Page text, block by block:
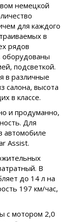
немецкой
для каждого
в
рядов
оборудованы
подсветкой.
в различные
салона, высота
в классе.
и продуманно,
Для
автомобиле
Assist.
В
до 14 л на
197 км/час,
с мотором 2,0